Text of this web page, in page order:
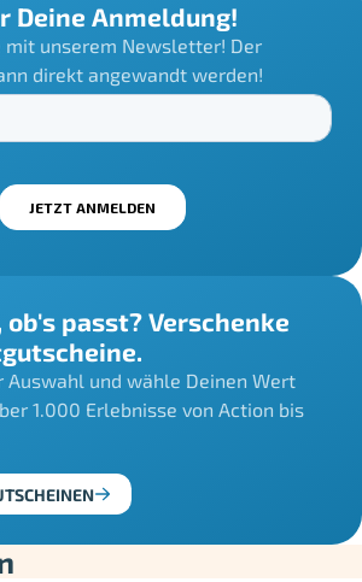
Deine Anmeldung!
mit unserem Newsletter! Der
direkt angewandt werden!
passt? Verschenke
Auswahl und wähle Deinen Wert
1.000 Erlebnisse von Action bis